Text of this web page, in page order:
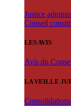
Justice
Conseil
LES AVIS
Avis du
LA VEILLE
Consolidations